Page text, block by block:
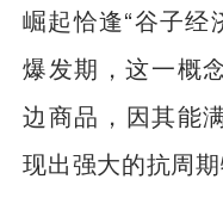
崛起恰逢“谷子经
爆发期，这一概
边商品，因其能
现出强大的抗周期